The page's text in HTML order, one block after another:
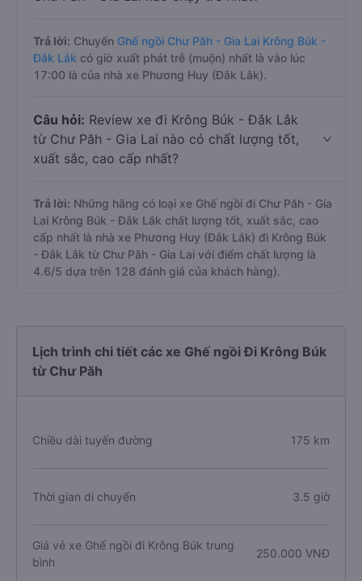
Trả lời: Chuyến Ghế ngồi Chư Păh - Gia Lai Krông Búk -
Đắk Lắk có giờ xuất phát trễ (muộn) nhất là vào lúc
17:00 là của nhà xe Phương Huy (Đắk Lắk).
Câu hỏi: Review xe đi Krông Búk - Đắk Lắk
từ Chư Păh - Gia Lai nào có chất lượng tốt,
xuất sắc, cao cấp nhất?
Trả lời: Những hãng có loại xe Ghế ngồi đi Chư Păh - Gia
Lai Krông Búk - Đắk Lắk chất lượng tốt, xuất sắc, cao
cấp nhất là nhà xe Phương Huy (Đắk Lắk) đi Krông Búk
- Đắk Lắk từ Chư Păh - Gia Lai với điểm chất lượng là
4.6/5 dựa trên 128 đánh giá của khách hàng).
Lịch trình chi tiết các xe Ghế ngồi Đi Krông Búk
từ Chư Păh
Chiều dài tuyến đường 175 km
Thời gian di chuyển 3.5 giờ
Giá vé xe Ghế ngồi đi Krông Búk trung
bình
250.000 VNĐ